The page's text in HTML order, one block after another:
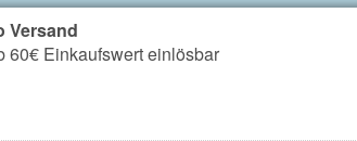
Versand
60€ Einkaufswert einlösbar